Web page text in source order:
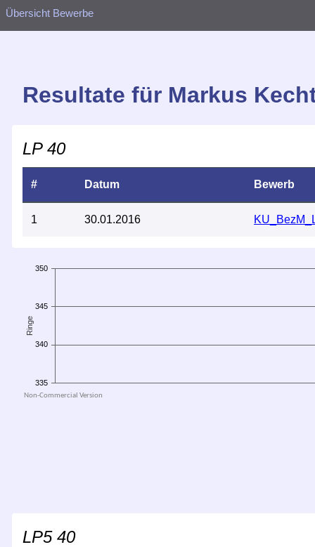
Übersicht Bewerbe
Resultate für Markus
LP 40
# Datum Bewerb
1 30.01.2016
LP5 40